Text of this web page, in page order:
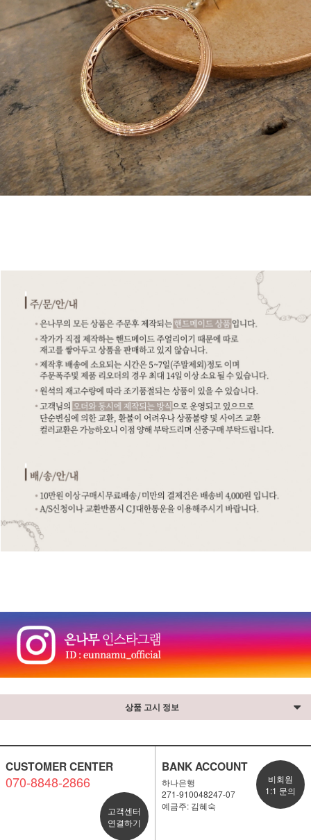
상품 고시 정보
CUSTOMER CENTER
070-8848-2866
고객센터
연결하기
BANK ACCOUNT
하나은행
271-910048247-07
예금주: 김혜숙
비회원
1:1 문의